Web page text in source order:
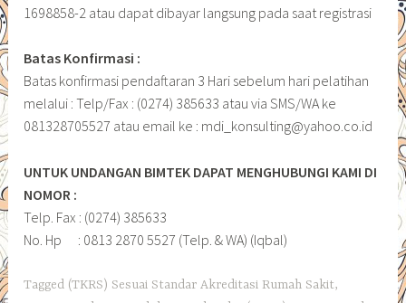
1698858-2 atau dapat dibayar langsung pada saat registrasi
Batas Konfirmasi :
Batas konfirmasi pendaftaran 3 Hari sebelum hari pelatihan
melalui : Telp/Fax : (0274) 385633 atau via SMS/WA ke
081328705527 atau email ke : mdi_konsulting@yahoo.co.id
UNTUK UNDANGAN BIMTEK DAPAT MENGHUBUNGI KAMI DI
NOMOR :
Telp. Fax : (0274) 385633
No. Hp : 0813 2870 5527 (Telp. & WA) (Iqbal)
Tagged (TKRS) Sesuai Standar Akreditasi Rumah Sakit,